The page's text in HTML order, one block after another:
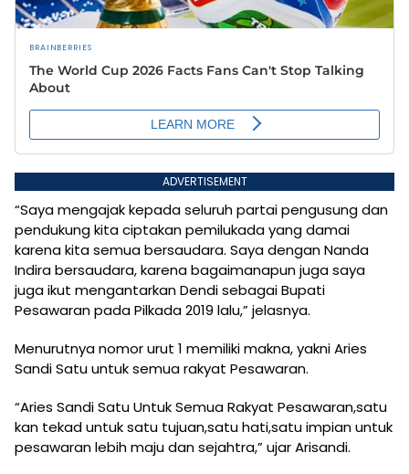
ADVERTISEMENT
“Saya mengajak kepada seluruh partai pengusung dan
pendukung kita ciptakan pemilukada yang damai
karena kita semua bersaudara. Saya dengan Nanda
Indira bersaudara, karena bagaimanapun juga saya
juga ikut mengantarkan Dendi sebagai Bupati
Pesawaran pada Pilkada 2019 lalu,” jelasnya.
Menurutnya nomor urut 1 memiliki makna, yakni Aries
Sandi Satu untuk semua rakyat Pesawaran.
“Aries Sandi Satu Untuk Semua Rakyat Pesawaran,satu
kan tekad untuk satu tujuan,satu hati,satu impian untuk
pesawaran lebih maju dan sejahtra,” ujar Arisandi.